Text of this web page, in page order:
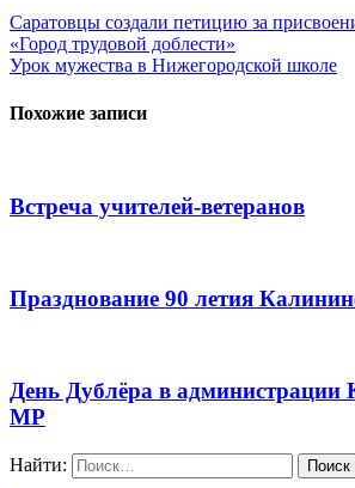
Саратовцы создали петицию за
«Город трудовой доблести»
Урок мужества в Нижегородской школе
Похожие записи
Встреча учителей-ветеранов
Празднование 90 летия
День Дублёра в администрации
МР
Найти: